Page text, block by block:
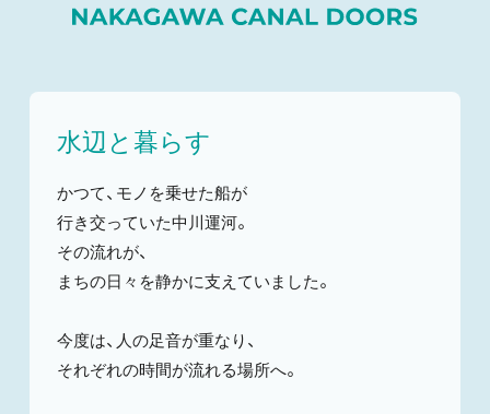
水辺と暮らす
かつて、モノを乗せた船が
行き交っていた中川運河。
その流れが、
まちの日々を静かに支えていました。
今度は、人の足音が重なり、
それぞれの時間が流れる場所へ。